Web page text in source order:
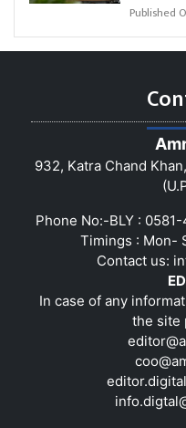
Published
932, Katra Chand
Phone No:-BLY :
Timings : Mon-
Contact us:
In case of any
the site